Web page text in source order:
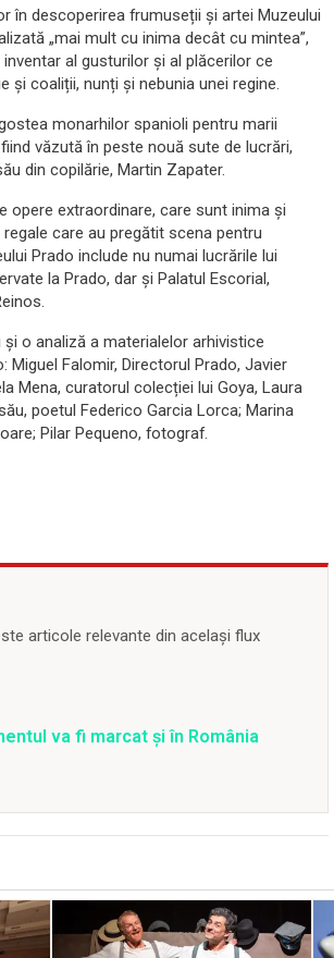
în descoperirea frumuseții și artei Muzeului
„mai mult cu inima decât cu mintea”,
al gusturilor și al plăcerilor ce
și coaliții, nunți și nebunia unei regine.
monarhilor spanioli pentru marii
văzută în peste nouă sute de lucrări,
din copilărie, Martin Zapater.
opere extraordinare, care sunt inima și
care au pregătit scena pentru
Prado include nu numai lucrările lui
la Prado, dar și Palatul Escorial,
o analiză a materialelor arhivistice
Falomir, Directorul Prado, Javier
Mena, curatorul colecției lui Goya, Laura
poetul Federico Garcia Lorca; Marina
Pilar Pequeno, fotograf.
articole relevante din același flux
va fi marcat și în România